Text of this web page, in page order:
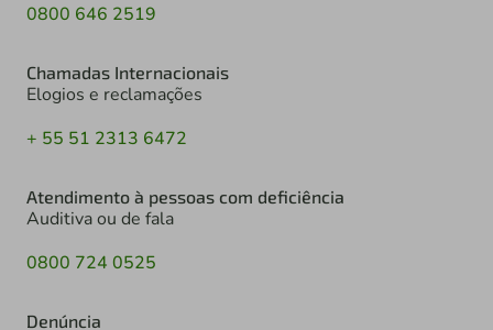
0800 646 2519
Chamadas Internacionais
Elogios e reclamações
+ 55 51 2313 6472
Atendimento à pessoas com deficiência
Auditiva ou de fala
0800 724 0525
Denúncia